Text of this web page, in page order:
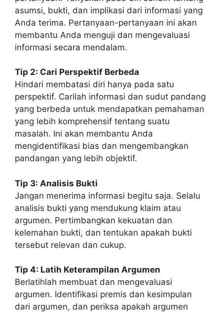
asumsi, bukti, dan implikasi dari informasi yang
Anda terima. Pertanyaan-pertanyaan ini akan
membantu Anda menguji dan mengevaluasi
informasi secara mendalam.
Tip 2: Cari Perspektif Berbeda
Hindari membatasi diri hanya pada satu
perspektif. Carilah informasi dan sudut pandang
yang berbeda untuk mendapatkan pemahaman
yang lebih komprehensif tentang suatu
masalah. Ini akan membantu Anda
mengidentifikasi bias dan mengembangkan
pandangan yang lebih objektif.
Tip 3: Analisis Bukti
Jangan menerima informasi begitu saja. Selalu
analisis bukti yang mendukung klaim atau
argumen. Pertimbangkan kekuatan dan
kelemahan bukti, dan tentukan apakah bukti
tersebut relevan dan cukup.
Tip 4: Latih Keterampilan Argumen
Berlatihlah membuat dan mengevaluasi
argumen. Identifikasi premis dan kesimpulan
dari argumen, dan periksa apakah argumen